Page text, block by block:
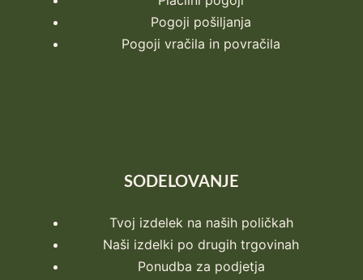
Pogoji pošiljanja
Pogoji vračila in povračila
SODELOVANJE
Tvoj izdelek na naših poličkah
Naši izdelki po drugih trgovinah
Ponudba za podjetja